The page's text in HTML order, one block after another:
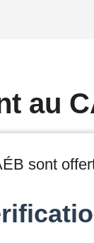
au
sont